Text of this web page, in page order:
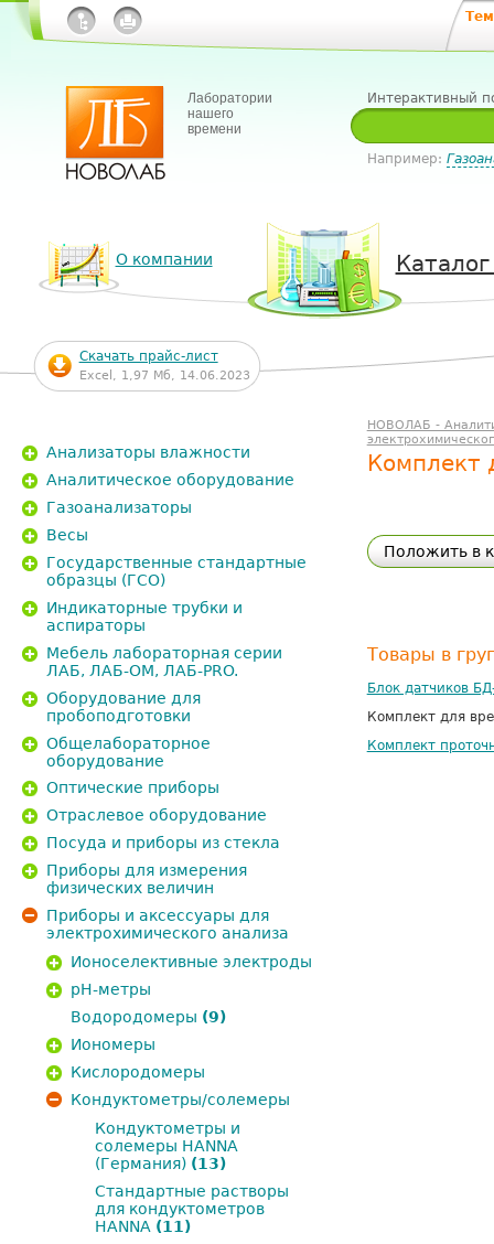
Лаборатории
нашего
времени
Интерактивный
Например:
О компании
Скачать прайс-лист
Excel, 1,97 Мб, 14.06.2023
НОВОЛАБ -
Комплект
Положить в
Товары в
Блок датчиков
Комплект для
Комплект
Анализаторы влажности
Аналитическое оборудование
Газоанализаторы
Весы
Государственные стандартные
образцы (ГСО)
Индикаторные трубки и
аспираторы
Мебель лабораторная серии
ЛАБ, ЛАБ-ОМ, ЛАБ-PRO.
Оборудование для
пробоподготовки
Общелабораторное
оборудование
Оптические приборы
Отраслевое оборудование
Посуда и приборы из стекла
Приборы для измерения
физических величин
Приборы и аксессуары для
электрохимического анализа
Ионоселективные электроды
pH-метры
Водородомеры (9)
Иономеры
Кислородомеры
Кондуктометры/солемеры
Кондуктометры и
солемеры HANNA
(Германия) (13)
Стандартные растворы
для кондуктометров
HANNA (11)